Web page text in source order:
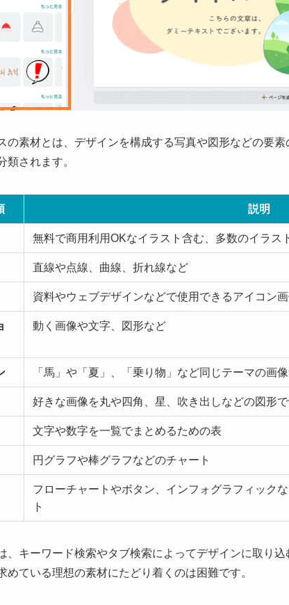
の素材とは、デザインを構成する写真や図形などの要
類されます。
説明
無料で商用利用OKなイラスト含む、多数のイラス
直線や点線、曲線、折れ線など
資料やウェブデザインなどで使用できるアイコン
動く画像や文字、図形など
「馬」や「夏」、「乗り物」など同じテーマの画
好きな画像を丸や四角、星、吹き出しなどの図形
文字や数字を一覧でまとめるための表
円グラフや棒グラフなどのチャート
フローチャートやボタン、インフォグラフィック
ト
、キーワード検索やタブ検索によってデザインに取り
めている理想の素材にたどり着くのは困難です。